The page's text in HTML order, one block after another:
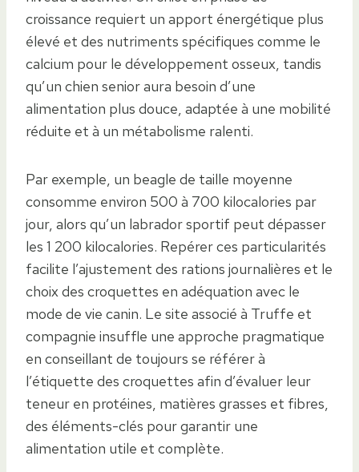
croissance requiert un apport énergétique plus
élevé et des nutriments spécifiques comme le
calcium pour le développement osseux, tandis
qu’un chien senior aura besoin d’une
alimentation plus douce, adaptée à une mobilité
réduite et à un métabolisme ralenti.
Par exemple, un beagle de taille moyenne
consomme environ 500 à 700 kilocalories par
jour, alors qu’un labrador sportif peut dépasser
les 1 200 kilocalories. Repérer ces particularités
facilite l’ajustement des rations journalières et le
choix des croquettes en adéquation avec le
mode de vie canin. Le site associé à Truffe et
compagnie insuffle une approche pragmatique
en conseillant de toujours se référer à
l’étiquette des croquettes afin d’évaluer leur
teneur en protéines, matières grasses et fibres,
des éléments-clés pour garantir une
alimentation utile et complète.